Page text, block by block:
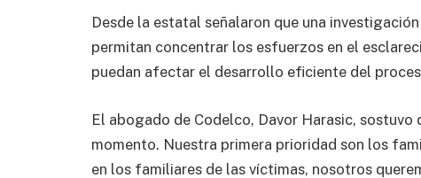
Desde la estatal señalaron que una
permitan concentrar los esfuerzos en el
puedan afectar el desarrollo eficiente del
El abogado de Codelco, Davor Harasic,
momento. Nuestra primera prioridad son los
en los familiares de las víctimas, nosotros